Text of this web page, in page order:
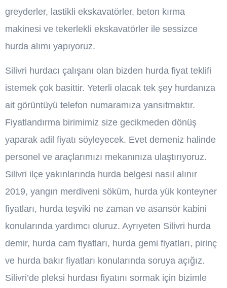
greyderler, lastikli ekskavatörler, beton kırma
makinesi ve tekerlekli ekskavatörler ile sessizce
hurda alımı yapıyoruz.
Silivri hurdacı çalışanı olan bizden hurda fiyat teklifi
istemek çok basittir. Yeterli olacak tek şey hurdanıza
ait görüntüyü telefon numaramıza yansıtmaktır.
Fiyatlandırma birimimiz size gecikmeden dönüş
yaparak adil fiyatı söyleyecek. Evet demeniz halinde
personel ve araçlarımızı mekanınıza ulaştırıyoruz.
Silivri ilçe yakınlarında hurda belgesi nasıl alınır
2019, yangın merdiveni söküm, hurda yük konteyner
fiyatları, hurda teşviki ne zaman ve asansör kabini
konularında yardımcı oluruz. Ayrıyeten Silivri hurda
demir, hurda cam fiyatları, hurda gemi fiyatları, pirinç
ve hurda bakır fiyatları konularında soruya açığız.
Silivri’de pleksi hurdası fiyatını sormak için bizimle